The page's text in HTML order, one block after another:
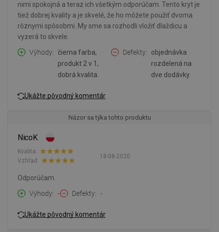
nimi spokojná a teraz ich všetkým odporúčam. Tento kryt je
tiež dobrej kvality a je skvelé, že ho môžete použiť dvoma
rôznymi spôsobmi. My sme sa rozhodli vložiť dlaždicu a
vyzerá to skvele.
Výhody
čierna farba,
produkt 2 v 1,
dobrá kvalita.
Defekty
objednávka
rozdelená na
dve dodávky.
Ukážte pôvodný komentár
Názor sa týka tohto produktu
NicoK
18-08-2020
Kvalita:
Vzhľad:
Odporúčam.
Výhody
- Defekty -
Ukážte pôvodný komentár